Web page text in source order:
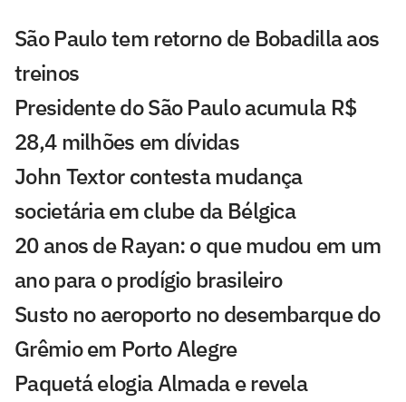
São Paulo tem retorno de Bobadilla aos
treinos
Presidente do São Paulo acumula R$
28,4 milhões em dívidas
John Textor contesta mudança
societária em clube da Bélgica
20 anos de Rayan: o que mudou em um
ano para o prodígio brasileiro
Susto no aeroporto no desembarque do
Grêmio em Porto Alegre
Paquetá elogia Almada e revela